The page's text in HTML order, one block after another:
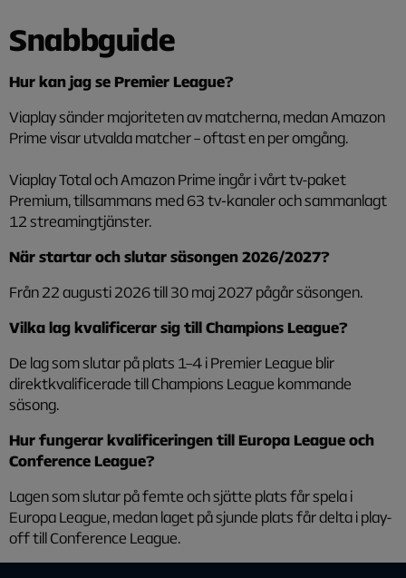
Snabbguide
Hur kan jag se Premier League?
Viaplay sänder majoriteten av matcherna, medan Amazon
Prime visar utvalda matcher – oftast en per omgång.
Viaplay Total och Amazon Prime ingår i vårt tv-paket
Premium, tillsammans med 63 tv‑kanaler och sammanlagt
12 streamingtjänster.
När startar och slutar säsongen 2026/2027?
Från 22 augusti 2026 till 30 maj 2027 pågår säsongen.
Vilka lag kvalificerar sig till Champions League?
De lag som slutar på plats 1–4 i Premier League blir
direktkvalificerade till Champions League kommande
säsong.
Hur fungerar kvalificeringen till Europa League och
Conference League?
Lagen som slutar på femte och sjätte plats får spela i
Europa League, medan laget på sjunde plats får delta i play-
off till Conference League.